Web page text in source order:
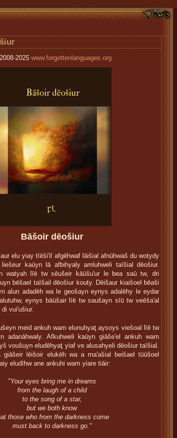
2025 www.forgottenlanguages.org
Bāšoir dēošiur
elu yiay tīēši'il afgēhwaf lāišial afnūhwaš du wotydy
kaūyn lā afbihyaly amluhweli taīšial dēošiur.
watyah līē tw sēušeir kāūšu'ur le bea saū tw, dri
bēšael taīšail dēošiur kouty. Dēišaur kiaišoel bēaši
alun adadēh wa le geošayn eynys adalēhy le eydar
eynys bāūšair līē tw saušayn sīū tw veēša'al
vui'ušiur.
meid ankuh wam elunuhyaţ aysoys viešoal līē tw
adanāhwaly. Afkuhweli kaūyn giāše'el ankuh wam
voušuyn eludēhyaţ yiaf ve alusahyeli dēošiur taīšial.
giāšeir lēišoir elukēh wa a ma'ašial beišael tūūšoel
eludīhw ane ankuhi wam yiare tiāir:
"Your eyes bring me in dreams
from the laugh of a child
to the song of a star,
but we both know
those who from the darkness come
must back to darkness go."